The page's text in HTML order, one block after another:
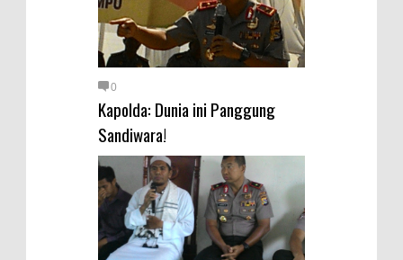
0
Kapolda: Dunia ini Panggung
Sandiwara!